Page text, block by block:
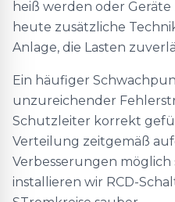
heiß werden oder
heute zusätzliche
Anlage, die Lasten
Ein häufiger
unzureichender
Schutzleiter korrekt
Verteilung zeitgemäß
Verbesserungen möglich
installieren wir RCD-